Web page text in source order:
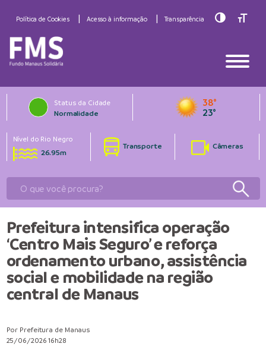
Política de Cookies Acesso à informação Transparência Toggle
Status da Cidade
Normalidade
38°
23°
Nível do Rio Negro
26.95m
Transporte Câmeras
Prefeitura intensifica operação
‘Centro Mais Seguro’ e reforça
ordenamento urbano, assistência
social e mobilidade na região
central de Manaus
Por Prefeitura de Manaus
25/06/2026 16h28